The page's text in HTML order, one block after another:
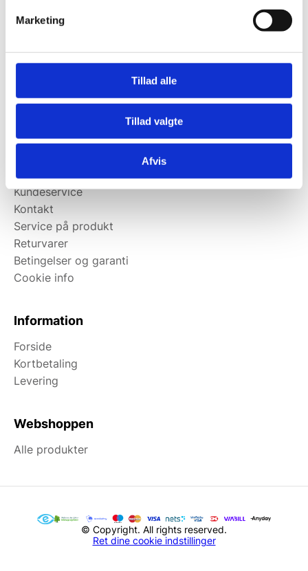
Marketing
Tillad alle
Tillad valgte
Afvis
Mandag til torsdag: 10:00 – 14:00.
man-torsdag fra 08:00-16:00.
Fredag 08:00-13.00
Vi har ingen showroom.
Kundeservice
Kontakt
Service på produkt
Returvarer
Betingelser og garanti
Cookie info
Information
Forside
Kortbetaling
Levering
Webshoppen
Alle produkter
© Copyright. All rights reserved.
Ret dine cookie indstillinger